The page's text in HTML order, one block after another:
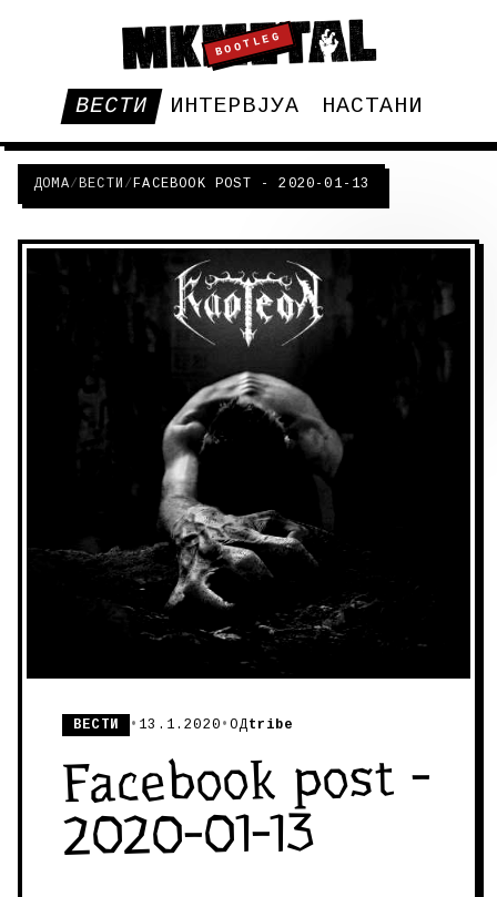
BOOTLEG
ВЕСТИ ИНТЕРВЈУА НАСТАНИ
ДОМА/ВЕСТИ /FACEBOOK POST - 2020-01-13
ВЕСТИ • 13.1.2020 •ОДtribe
Facebook post -
2020-01-13